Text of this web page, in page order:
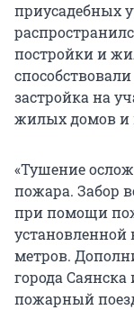
приусадебных
постройки и
застройка на
жилых домов и
«Тушение
пожара. Забор
при помощи
установленной
метров.
города
пожарный